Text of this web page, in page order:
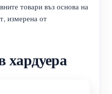
товари въз основа на
измерена от
хардуера